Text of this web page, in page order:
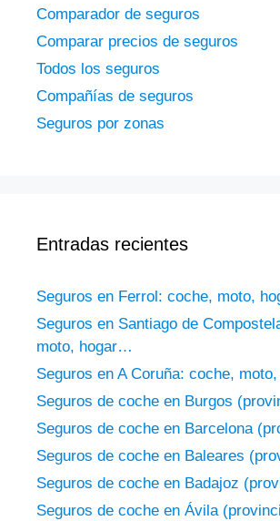
Comparador de seguros
Comparar precios de seguros
Todos los seguros
Compañías de seguros
Seguros por zonas
Entradas recientes
Seguros en Ferrol: coche, moto,
Seguros en Santiago de
moto, hogar…
Seguros en A Coruña: coche,
Seguros de coche en Burgos
Seguros de coche en Barcelona
Seguros de coche en Baleares
Seguros de coche en Badajoz
Seguros de coche en Ávila